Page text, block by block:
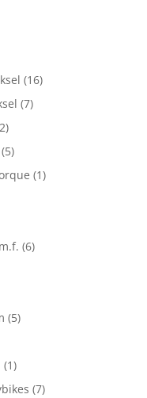
(16)
(7)
(5)
(1)
(6)
(5)
(1)
(7)